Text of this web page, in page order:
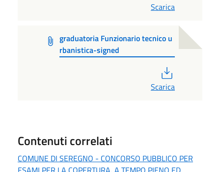
Scarica
graduatoria Funzionario tecnico u
rbanistica-signed
Scarica
Contenuti correlati
COMUNE DI SEREGNO - CONCORSO PUBBLICO PER